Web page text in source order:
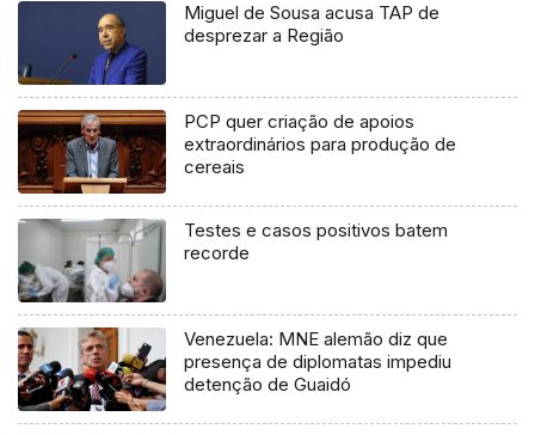
Miguel de Sousa acusa TAP de
desprezar a Região
PCP quer criação de apoios
extraordinários para produção de
cereais
Testes e casos positivos batem
recorde
Venezuela: MNE alemão diz que
presença de diplomatas impediu
detenção de Guaidó